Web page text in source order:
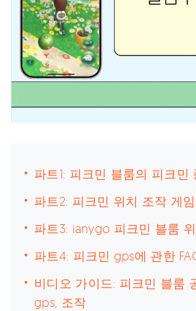
파트1: 피크민 블룸의 피크민
파트2: 피크민 위치 조작 게
파트3: ianygo 피크민 블룸
파트4: 피크민 gps에 관한
비디오 가이드: 피크민 블룸
gps, 조작